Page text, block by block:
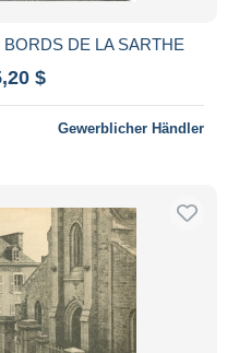
DE LA SARTHE
$
Gewerblicher Händler